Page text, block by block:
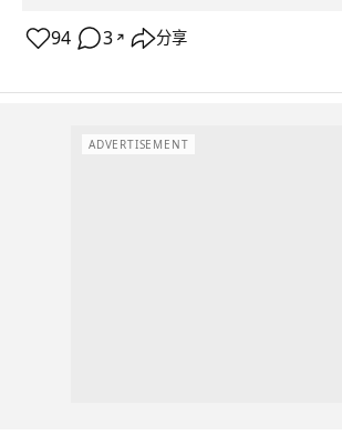
94 3 ↗ 分享
ADVERTISEMENT